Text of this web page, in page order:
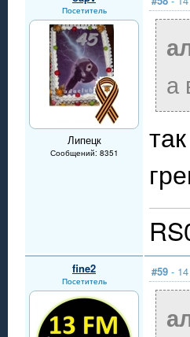
Посетитель
Липецк
Сообщений: 8351
а
fine2
Посетитель
#59 -